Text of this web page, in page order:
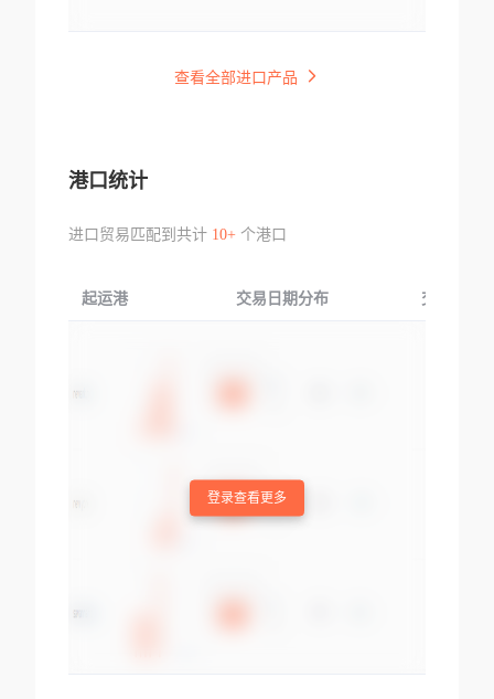
查看全部进口产品
港口统计
进口贸易匹配到共计 10+个港口
起运港 交易日期分布 交易产品
登录查看更多